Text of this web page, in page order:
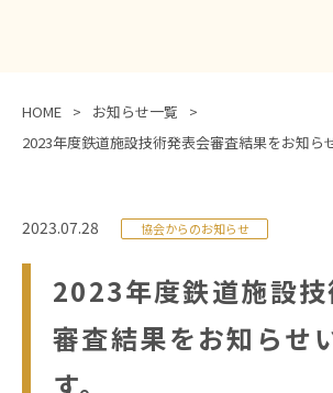
HOME
お知らせ一覧
2023年度鉄道施設技術発表会審査結果をお知ら
2023.07.28 協会からのお知らせ
2023年度鉄道施設
審査結果をお知らせ
す。